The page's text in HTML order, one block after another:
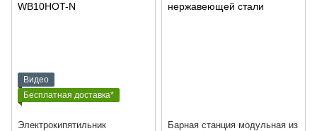
Видео
Бесплатная доставка*
Электрокипятильник
Барная станция модульная из